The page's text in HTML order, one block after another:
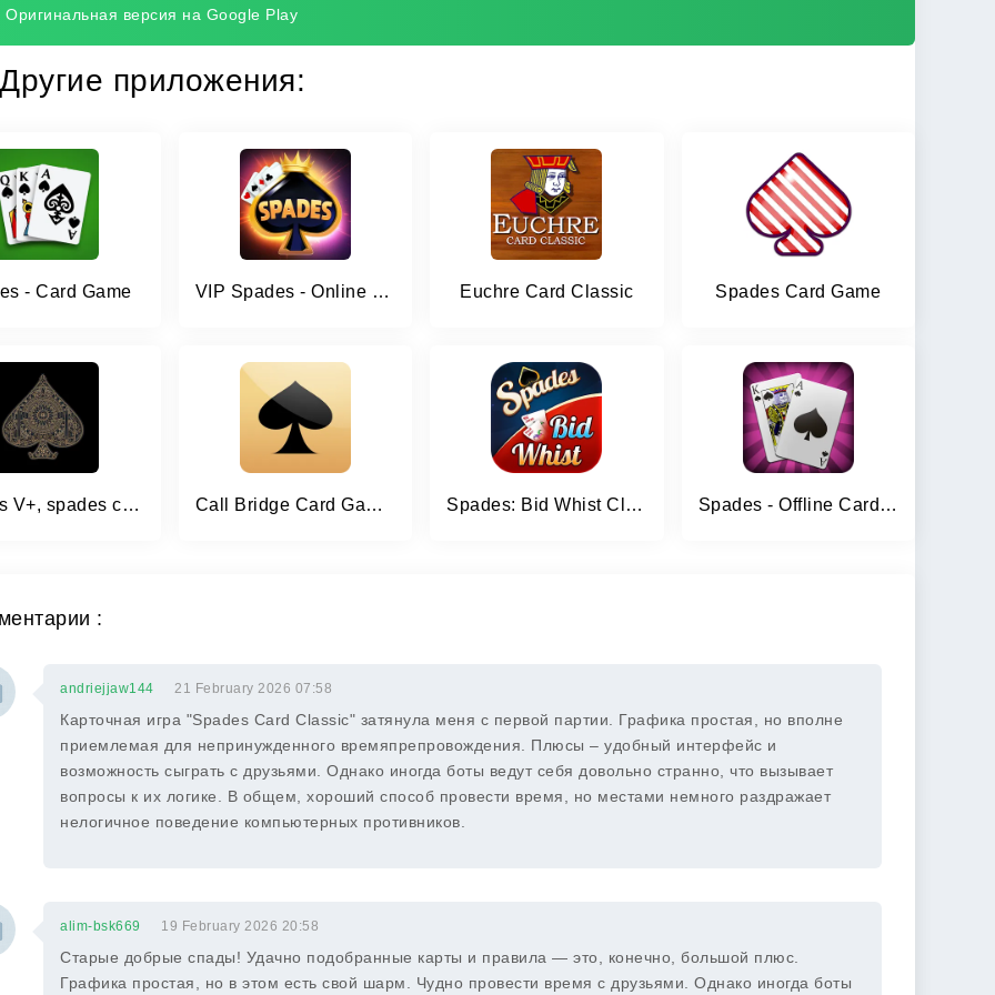
Оригинальная версия на Google Play
Другие приложения:
- Card Game VIP Spades - Online Card Game Euchre Card Classic Spades Card Game
Spades V+, spades card game Call Bridge Card Game - Spades Spades: Bid Whist Classic Game Spades - Offline Card Games
:
andriejjaw144 21 February 2026 07:58
Карточная игра "Spades Card Classic" затянула меня с первой партии. Графика простая, но вполне
приемлемая для непринужденного времяпрепровождения. Плюсы – удобный интерфейс и
возможность сыграть с друзьями. Однако иногда боты ведут себя довольно странно, что вызывает
вопросы к их логике. В общем, хороший способ провести время, но местами немного раздражает
нелогичное поведение компьютерных противников.
alim-bsk669 19 February 2026 20:58
Старые добрые спады! Удачно подобранные карты и правила — это, конечно, большой плюс.
Графика простая, но в этом есть свой шарм. Чудно провести время с друзьями. Однако иногда боты